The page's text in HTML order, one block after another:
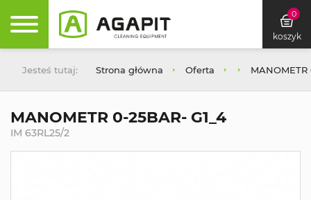
0
koszyk
Jesteś tutaj: Strona główna Oferta MANOMETR
MANOMETR 0-25BAR- G1_4
IM 63RL25/2